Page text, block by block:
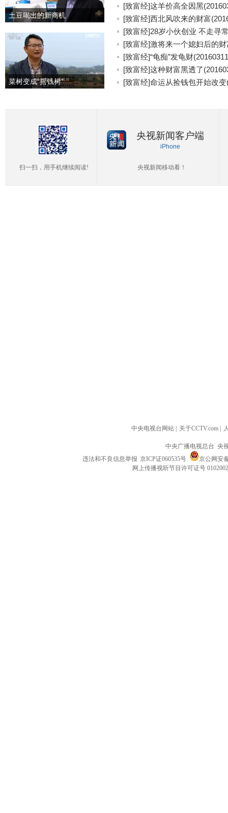
土豆喝出的新商机
菜树变成“摇钱树”
[致富经]这羊价高全因黑
[致富经]西北风吹来的财富
[致富经]28岁小伙创业 不走寻
[致富经]激将来一个媳妇后的
[致富经]“龟痴”发龟财
[致富经]这种财富黑透了
[致富经]命运从捡钱包开始改变
扫一扫，用手机继续阅读!
央视新闻客户端
iPhone
央视新闻移动看！
中央电视台网站 关于CCTV.com
中央广播电视总台 央
违法和不良信息举报 京ICP证060535号
京公网安
网上传播视听节目许可证号